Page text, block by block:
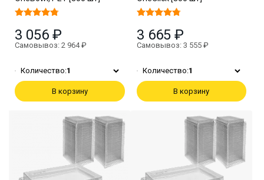
3 056 ₽
Самовывоз: 2 964 ₽
Количество:1
В корзину
3 665 ₽
Самовывоз: 3 555 ₽
Количество:1
В корзину